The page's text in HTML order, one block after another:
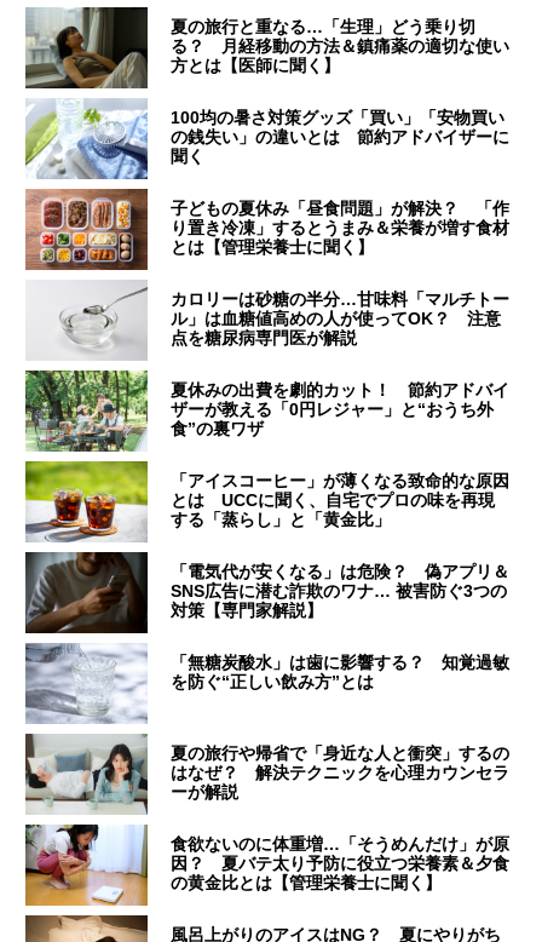
夏の旅行と重なる…「生理」どう乗り切
る？ 月経移動の方法＆鎮痛薬の適切な使い
方とは【医師に聞く】
100均の暑さ対策グッズ「買い」「安物買い
の銭失い」の違いとは 節約アドバイザーに
聞く
子どもの夏休み「昼食問題」が解決？ 「作
り置き冷凍」するとうまみ＆栄養が増す食材
とは【管理栄養士に聞く】
カロリーは砂糖の半分…甘味料「マルチトー
ル」は血糖値高めの人が使ってOK？ 注意
点を糖尿病専門医が解説
夏休みの出費を劇的カット！ 節約アドバイ
ザーが教える「0円レジャー」と“おうち外
食”の裏ワザ
「アイスコーヒー」が薄くなる致命的な原因
とは UCCに聞く、自宅でプロの味を再現
する「蒸らし」と「黄金比」
「電気代が安くなる」は危険？ 偽アプリ＆
SNS広告に潜む詐欺のワナ… 被害防ぐ3つの
対策【専門家解説】
「無糖炭酸水」は歯に影響する？ 知覚過敏
を防ぐ“正しい飲み方”とは
夏の旅行や帰省で「身近な人と衝突」するの
はなぜ？ 解決テクニックを心理カウンセラ
ーが解説
食欲ないのに体重増…「そうめんだけ」が原
因？ 夏バテ太り予防に役立つ栄養素＆夕食
の黄金比とは【管理栄養士に聞く】
風呂上がりのアイスはNG？ 夏にやりがち